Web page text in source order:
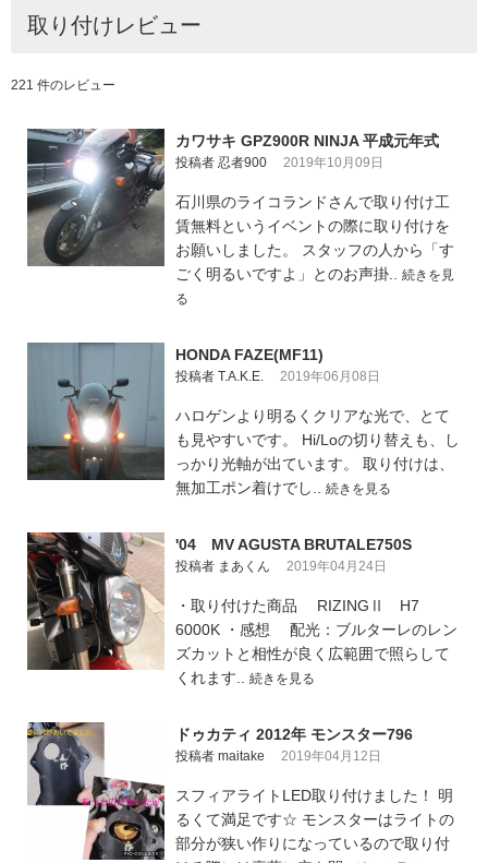
取り付けレビュー
221 件のレビュー
カワサキ GPZ900R NINJA 平成元年式
投稿者 忍者900 2019年10月09日
石川県のライコランドさんで取り付け工
賃無料というイベントの際に取り付けを
お願いしました。 スタッフの人から「す
ごく明るいですよ」とのお声掛.. 続きを見
る
HONDA FAZE(MF11)
投稿者 T.A.K.E. 2019年06月08日
ハロゲンより明るくクリアな光で、とて
も見やすいです。 Hi/Loの切り替えも、し
っかり光軸が出ています。 取り付けは、
無加工ポン着けでし.. 続きを見る
'04 MV AGUSTA BRUTALE750S
投稿者 まあくん 2019年04月24日
・取り付けた商品 RIZINGⅡ H7
6000K ・感想 配光：ブルターレのレン
ズカットと相性が良く広範囲で照らして
くれます.. 続きを見る
ドゥカティ 2012年 モンスター796
投稿者 maitake 2019年04月12日
スフィアライトLED取り付けました！ 明
るくて満足です☆ モンスターはライトの
部分が狭い作りになっているので取り付